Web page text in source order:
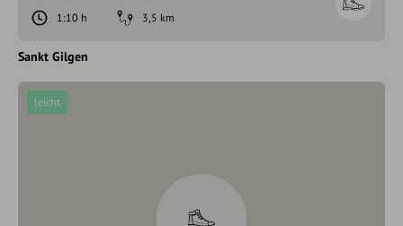
1:10 h
3,5 km
Sankt Gilgen
leicht